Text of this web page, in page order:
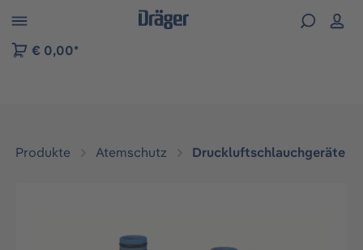
der B2B-Plattform springen
€ 0,00*
Produkte Atemschutz Druckluftschlauchgeräte